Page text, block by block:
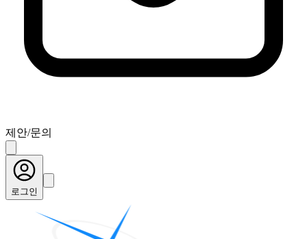
제안/문의
로그인